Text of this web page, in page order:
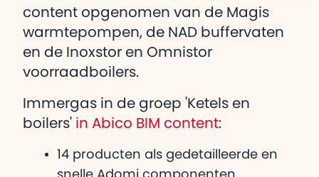
content opgenomen van de Magis
warmtepompen, de NAD buffervaten
en de Inoxstor en Omnistor
voorraadboilers.
Immergas in de groep 'Ketels en
boilers' in Abico BIM content:
14 producten als gedetailleerde en
snelle Adomi componenten